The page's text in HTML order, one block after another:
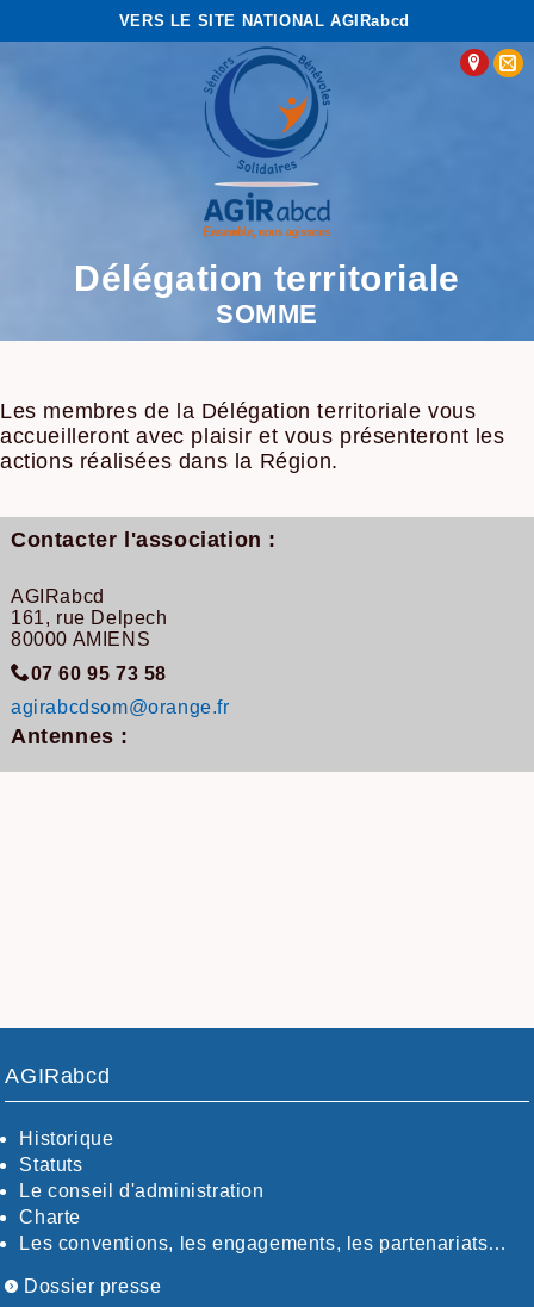
VERS LE SITE NATIONAL AGIRabcd
Délégation territoriale
SOMME
Les membres de la Délégation territoriale vous
accueilleront avec plaisir et vous présenteront les
actions réalisées dans la Région.
Contacter l'association :
AGIRabcd
161, rue Delpech
80000 AMIENS
07 60 95 73 58
agirabcdsom@orange.fr
Antennes :
AGIRabcd
Historique
Statuts
Le conseil d'administration
Charte
Les conventions, les engagements, les partenariats…
Dossier presse